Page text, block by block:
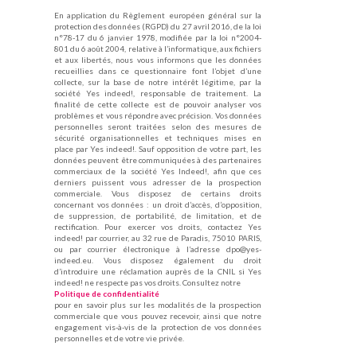
En application du Règlement européen général sur la
protection des données (RGPD) du 27 avril 2016, de la loi
n°78-17 du 6 janvier 1978, modifiée par la loi n°2004-
801 du 6 août 2004, relative à l’informatique, aux fichiers
et aux libertés, nous vous informons que les données
recueillies dans ce questionnaire font l’objet d’une
collecte, sur la base de notre intérêt légitime, par la
société Yes indeed!, responsable de traitement. La
finalité de cette collecte est de pouvoir analyser vos
problèmes et vous répondre avec précision. Vos données
personnelles seront traitées selon des mesures de
sécurité organisationnelles et techniques mises en
place par Yes indeed!. Sauf opposition de votre part, les
données peuvent être communiquées à des partenaires
commerciaux de la société Yes Indeed!, afin que ces
derniers puissent vous adresser de la prospection
commerciale. Vous disposez de certains droits
concernant vos données : un droit d’accès, d’opposition,
de suppression, de portabilité, de limitation, et de
rectification. Pour exercer vos droits, contactez Yes
indeed! par courrier, au 32 rue de Paradis, 75010 PARIS,
ou par courrier électronique à l’adresse dpo@yes-
indeed.eu. Vous disposez également du droit
d’introduire une réclamation auprès de la CNIL si Yes
indeed! ne respecte pas vos droits. Consultez notre
Politique de confidentialité
pour en savoir plus sur les modalités de la prospection
commerciale que vous pouvez recevoir, ainsi que notre
engagement vis-à-vis de la protection de vos données
personnelles et de votre vie privée.